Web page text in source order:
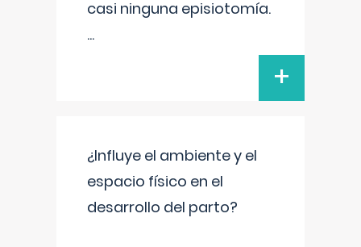
casi ninguna episiotomía.
...
+
¿Influye el ambiente y el
espacio físico en el
desarrollo del parto?